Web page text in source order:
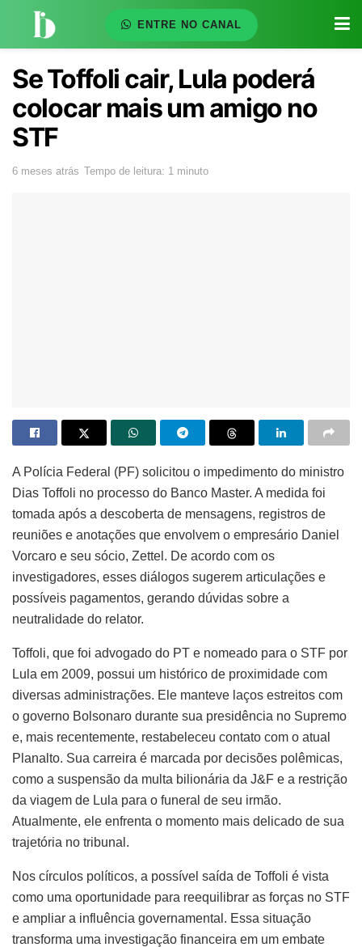
ENTRE NO CANAL
Se Toffoli cair, Lula poderá
colocar mais um amigo no
STF
6 meses atrás Tempo de leitura: 1 minuto
A Polícia Federal (PF) solicitou o impedimento do ministro
Dias Toffoli no processo do Banco Master. A medida foi
tomada após a descoberta de mensagens, registros de
reuniões e anotações que envolvem o empresário Daniel
Vorcaro e seu sócio, Zettel. De acordo com os
investigadores, esses diálogos sugerem articulações e
possíveis pagamentos, gerando dúvidas sobre a
neutralidade do relator.
Toffoli, que foi advogado do PT e nomeado para o STF por
Lula em 2009, possui um histórico de proximidade com
diversas administrações. Ele manteve laços estreitos com
o governo Bolsonaro durante sua presidência no Supremo
e, mais recentemente, restabeleceu contato com o atual
Planalto. Sua carreira é marcada por decisões polêmicas,
como a suspensão da multa bilionária da J&F e a restrição
da viagem de Lula para o funeral de seu irmão.
Atualmente, ele enfrenta o momento mais delicado de sua
trajetória no tribunal.
Nos círculos políticos, a possível saída de Toffoli é vista
como uma oportunidade para reequilibrar as forças no STF
e ampliar a influência governamental. Essa situação
transforma uma investigação financeira em um embate